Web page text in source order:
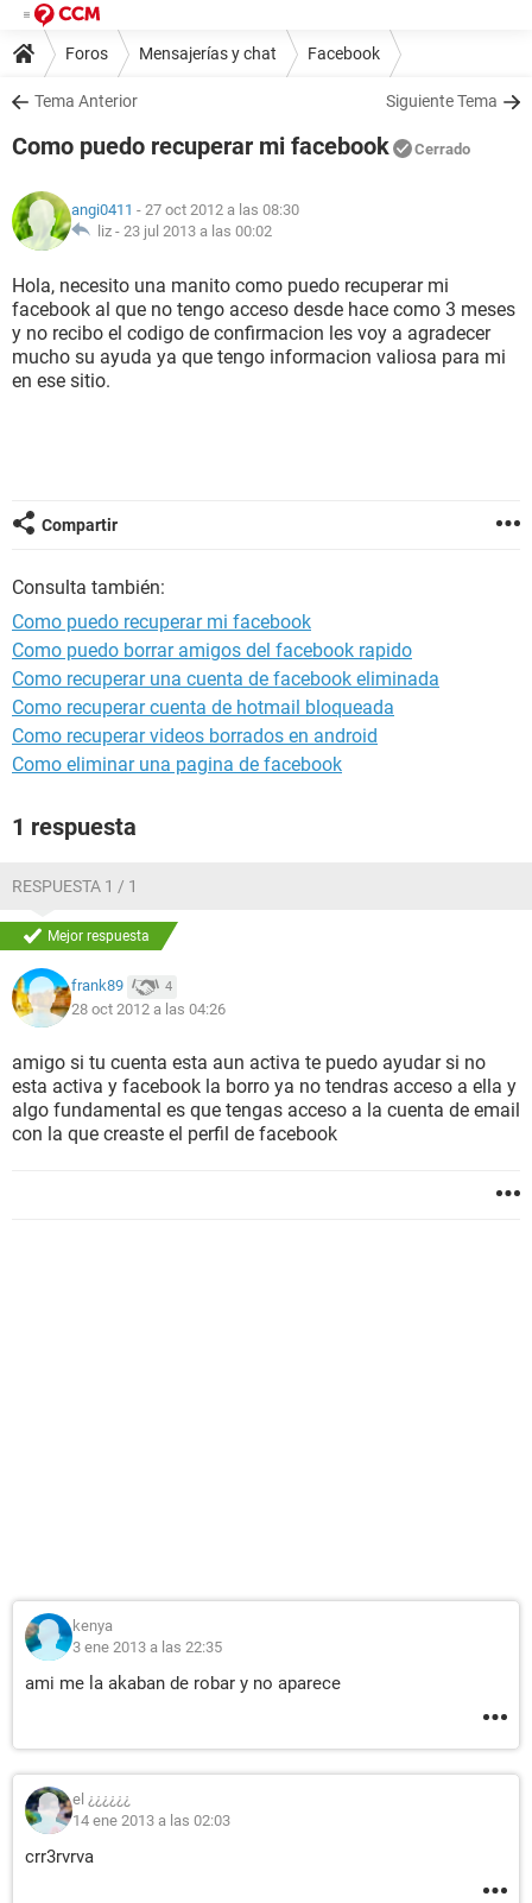
Foros Mensajerías y chat Facebook
Tema Anterior Siguiente Tema
Como puedo recuperar mi facebook Cerrado
angi0411 - 27 oct 2012 a las 08:30
liz - 23 jul 2013 a las 00:02
Hola, necesito una manito como puedo recuperar mi
facebook al que no tengo acceso desde hace como 3 meses
y no recibo el codigo de confirmacion les voy a agradecer
mucho su ayuda ya que tengo informacion valiosa para mi
en ese sitio.
Compartir
Consulta también:
Como puedo recuperar mi facebook
Como puedo borrar amigos del facebook rapido
Como recuperar una cuenta de facebook eliminada
Como recuperar cuenta de hotmail bloqueada
Como recuperar videos borrados en android
Como eliminar una pagina de facebook
1 respuesta
RESPUESTA 1 / 1
Mejor respuesta
frank89 4
28 oct 2012 a las 04:26
amigo si tu cuenta esta aun activa te puedo ayudar si no
esta activa y facebook la borro ya no tendras acceso a ella y
algo fundamental es que tengas acceso a la cuenta de email
con la que creaste el perfil de facebook
kenya
3 ene 2013 a las 22:35
ami me la akaban de robar y no aparece
el ¿¿¿¿¿¿
14 ene 2013 a las 02:03
crr3rvrva